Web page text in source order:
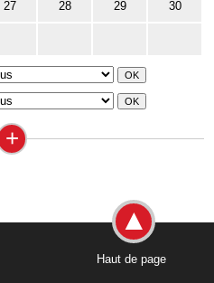
27 28 29 30
+
Haut de page